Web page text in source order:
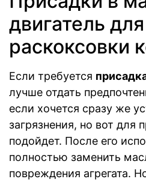
двигатель для
раскоксовки
Если требуется
лучше отдать
если хочется сразу же
загрязнения, но вот для
подойдет. После его
полностью заменить
повреждения агрегата.